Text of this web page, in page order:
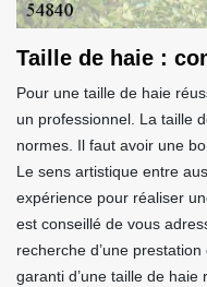
Taille de haie :
Pour une taille de haie
un professionnel. La taille
normes. Il faut avoir une
Le sens artistique entre
expérience pour réaliser
est conseillé de vous
recherche d’une
garanti d’une taille de haie